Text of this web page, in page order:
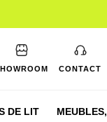
CONTACT
DE LIT MEUBLES,